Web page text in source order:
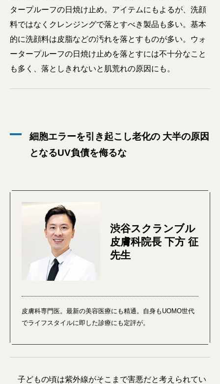
タープルーフの日焼け止め。アイテムにもよるが、洗顔
料ではなくクレンジングで落とすべき製品も多い。基本
的に洗顔料は皮脂などの汚れを落とすものが多い。ウォ
ータープルーフの日焼け止めを落とすには不十分なこと
も多く、落としきれないと肌荒れの原因にも。
細胞エラーを引き起こし老化の 大半の原因
となるUV負債を侮るな
渋谷スクランブル
皮膚科院長 下方 征
先生
皮膚科専門医。最新の美容医療にも精通。自身もUOMO世代
でライフスタイルに即した診療にも定評が。
子どもの頃は紫外線がそこまで害悪だと考えられてい